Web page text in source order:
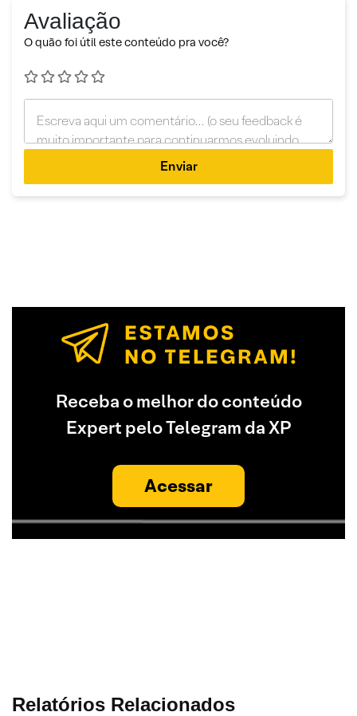
Avaliação
O quão foi útil este conteúdo pra você?
Enviar
Receba o melhor do conteúdo
Expert pelo Telegram da XP
Acessar
Relatórios Relacionados